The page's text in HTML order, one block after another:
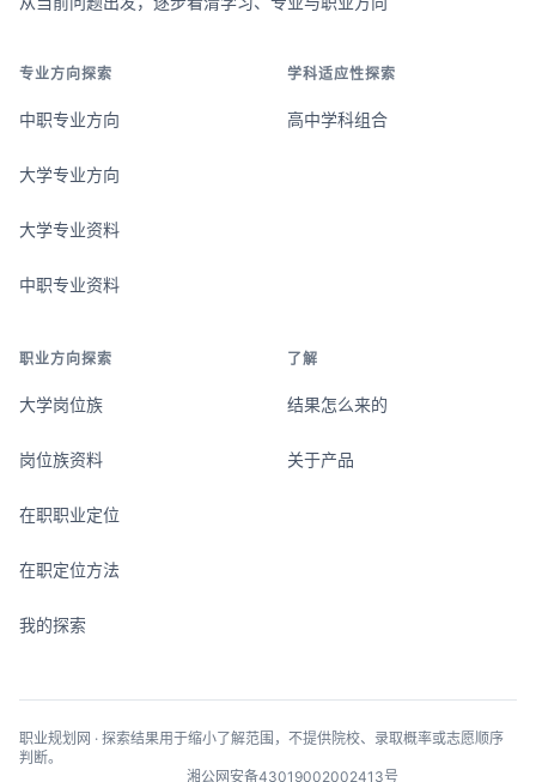
专业方向探索
中职专业方向
大学专业方向
大学专业资料
中职专业资料
学科适应性探索
高中学科组合
职业方向探索
大学岗位族
岗位族资料
在职职业定位
在职定位方法
我的探索
了解
结果怎么来的
关于产品
职业规划网 · 探索结果用于缩小了解范围，不提供院校、录取概率或志愿顺序
判断。
湘公网安备43019002002413号